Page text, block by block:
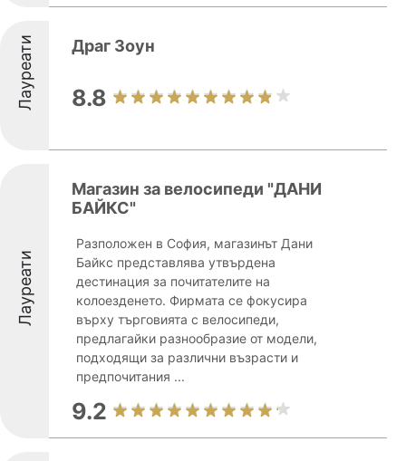
Лауреати Драг Зоун
8.8
Лауреати
Магазин за велосипеди "ДАНИ
БАЙКС"
Разположен в София, магазинът Дани
Байкс представлява утвърдена
дестинация за почитателите на
колоезденето. Фирмата се фокусира
върху търговията с велосипеди,
предлагайки разнообразие от модели,
подходящи за различни възрасти и
предпочитания ...
9.2